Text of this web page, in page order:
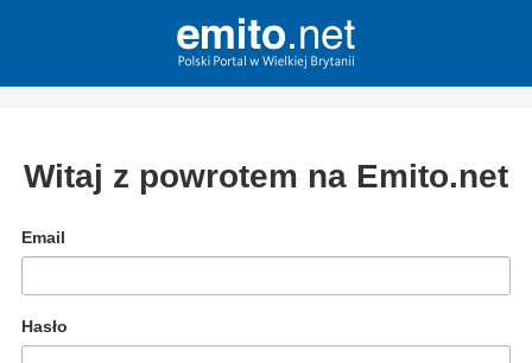
Witaj z powrotem na Emito.net
Email
Hasło